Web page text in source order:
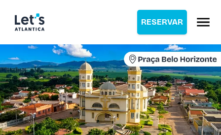
RESERVAR